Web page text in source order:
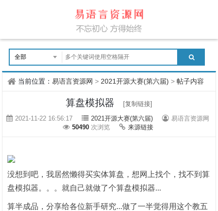
当前位置：易语言资源网 > 2021开源大赛(第六届) >帖子内容
算盘模拟器
[复制链接]
2021-11-22 16:56:17
2021开源大赛(第六届)
易语言资源网
50490 次浏览 来源链接
没想到吧，我居然懒得买实体算盘，想网上找个，找不到算
盘模拟器。。。就自己就做了个算盘模拟器...
算半成品，分享给各位新手研究...做了一半觉得用这个教五